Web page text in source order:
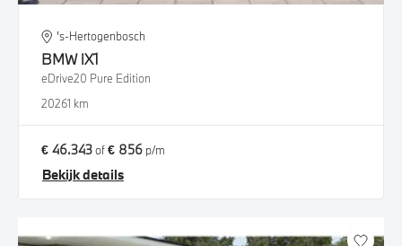
's-Hertogenbosch
BMW iX1
eDrive20 Pure Edition
20261 km
€ 46.343of€ 856 p/m
Bekijk details